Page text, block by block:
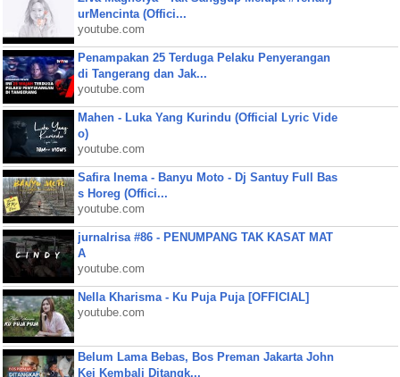
urMencinta (Offici...
youtube.com
Penampakan 25 Terduga Pelaku Penyerangan
di Tangerang dan Jak...
youtube.com
Mahen - Luka Yang Kurindu (Official Lyric Vide
o)
youtube.com
Safira Inema - Banyu Moto - Dj Santuy Full Bas
s Horeg (Offici...
youtube.com
jurnalrisa #86 - PENUMPANG TAK KASAT MAT
A
youtube.com
Nella Kharisma - Ku Puja Puja [OFFICIAL]
youtube.com
Belum Lama Bebas, Bos Preman Jakarta John
Kei Kembali Ditangk...